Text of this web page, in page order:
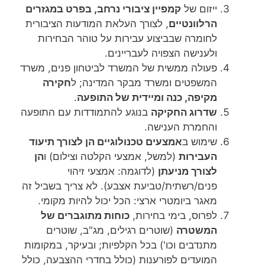
ייזום של קמפיין ציבורי נרחב, בפרט במגזרים
הרלוונטיים, לצורך העלאת המודעות הציבורית
לחומרה שבביצוע עבירות על טוהר הבחירות
ולענישה הצפויה לעבריינים.
פעולה ממשית של המשרד לביטחון פנים, משרד
המשפטים ומשרד מבקר המדינה; לחקירה
מקיפה, כנה ומיידית של התופעה.
שדרוג החקיקה בנוגע להתמודדות עם התופעה
והחמרת הענישה.
שימוש באמצעים טכנולוגיים הן לצורך תיעוד
העבירות (למשל, אמצעי הקלטה וצילום) והן
לצורך מניעתן (לדוגמה: אמצעי זיהוי
פנים/רשתית/טביעת אצבע). לא צריך בשביל זה
מאגר ביומטרי ארצי: הכל יכול להיות מקומי.
לפרוס, בימי בחירות, כוחות מתוגברים של
המשטרה (שוטרים רגילים, מג"ב, שוטרים
מתנדבים וכו') בכל הקלפיות; ובעיקר, במקומות
המועדים לפורענות (כולל בחדרי ההצבעה, כולל